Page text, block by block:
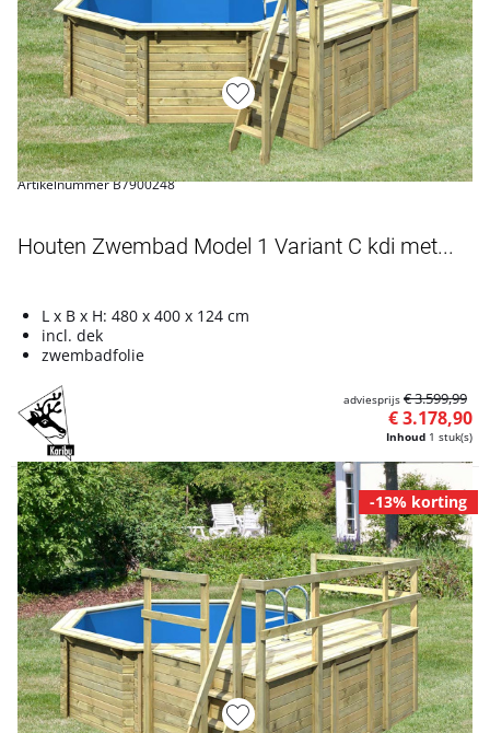
Artikelnummer B7900248
Houten Zwembad Model 1 Variant C kdi met...
L x B x H: 480 x 400 x 124 cm
incl. dek
zwembadfolie
Inhoud 1 stuk(s)
€ 3.178,90
adviesprijs € 3.599,99
-13% korting